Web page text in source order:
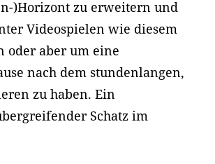
)Horizont zu erweitern und
Videospielen wie diesem
oder aber um eine
nach dem stundenlangen,
zu haben. Ein
Schatz im